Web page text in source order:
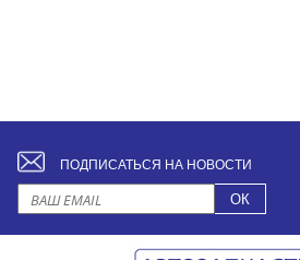
ПОДПИСАТЬСЯ НА НОВОСТИ